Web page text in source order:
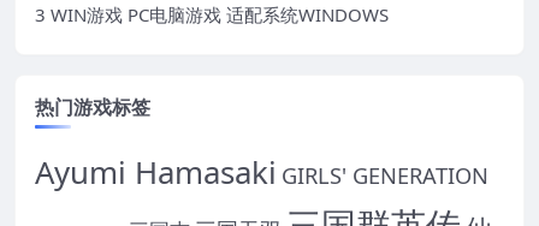
3 WIN游戏 PC电脑游戏 适配系统WINDOWS
热门游戏标签
Ayumi Hamasaki GIRLS' GENERATION